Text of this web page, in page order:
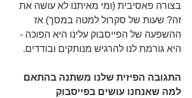
בצורה פאסיבית (ומי מאיתנו לא עושה את
זה? שעות של סקרול למטה במסך) אז
ההשפעה של הפייסבוק עלינו היא הפוכה -
היא גורמת לנו להרגיש מנותקים ובודדים.
התגובה הפיזית שלנו משתנה בהתאם
למה שאנחנו עושים בפייסבוק